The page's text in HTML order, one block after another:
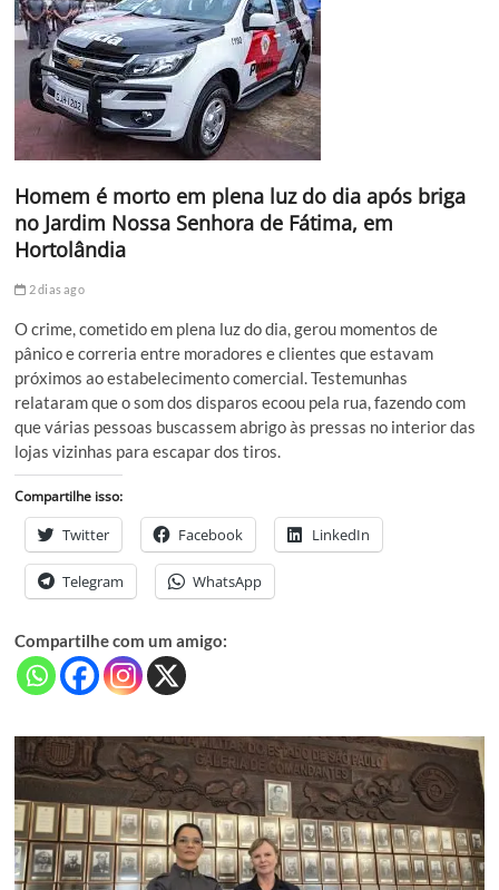
Homem é morto em plena luz do dia após briga
no Jardim Nossa Senhora de Fátima, em
Hortolândia
2 dias ago
O crime, cometido em plena luz do dia, gerou momentos de
pânico e correria entre moradores e clientes que estavam
próximos ao estabelecimento comercial. Testemunhas
relataram que o som dos disparos ecoou pela rua, fazendo com
que várias pessoas buscassem abrigo às pressas no interior das
lojas vizinhas para escapar dos tiros.
Compartilhe isso:
Twitter Facebook LinkedIn
Telegram WhatsApp
Compartilhe com um amigo: